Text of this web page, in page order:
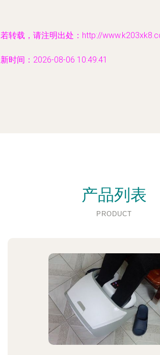
转载，请注明出处：http://
时间：2026-08-06 10:49:41
产品列表
PRODUCT